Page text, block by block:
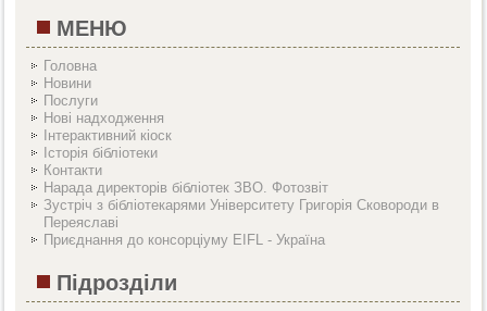
МЕНЮ
Головна
Новини
Послуги
Нові надходження
Інтерактивний кіоск
Історія бібліотеки
Контакти
Нарада директорів бібліотек ЗВО. Фотозвіт
Зустріч з бібліотекарями Університету Григорія Сковороди в
Переяславі
Приєднання до консорціуму EIFL - Україна
Підрозділи